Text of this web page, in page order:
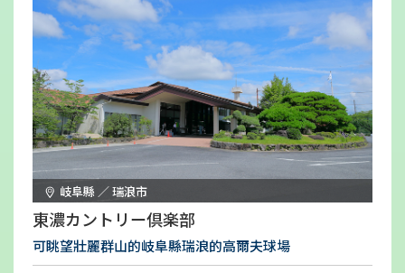
岐阜縣 ／ 瑞浪市
東濃カントリー倶楽部
可眺望壯麗群山的岐阜縣瑞浪的高爾夫球場